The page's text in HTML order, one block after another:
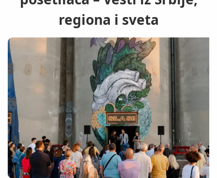
regiona i sveta